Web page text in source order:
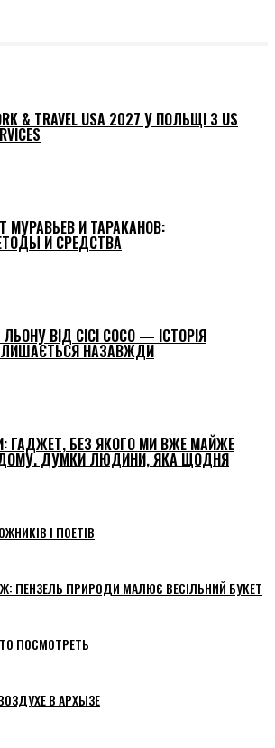
& TRAVEL USA 2027 У ПОЛЬЩІ З US
И ТАРАКАНОВ:
И СРЕДСТВА
ВІД CICI COCO — ІСТОРІЯ
НАЗАВЖДИ
ГАДЖЕТ, БЕЗ ЯКОГО МИ ВЖЕ МАЙЖЕ
ДУМКИ ЛЮДИНИ, ЯКА ЩОДНЯ
І ПОЕТІВ
ПЕНЗЕЛЬ ПРИРОДИ МАЛЮЄ ВЕСІЛЬНИЙ БУКЕТ
ПОСМОТРЕТЬ
В АРХЫЗЕ